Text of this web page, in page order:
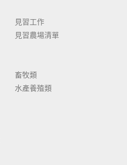
見習工作
見習農場清單
畜牧類
水產養殖類